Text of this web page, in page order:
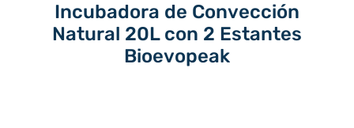
Incubadora de Convección
Natural 20L con 2 Estantes
Bioevopeak